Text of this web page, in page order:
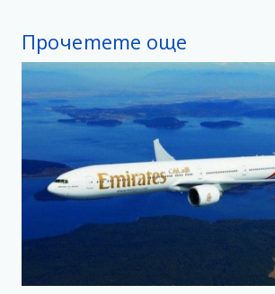
Прочетете още